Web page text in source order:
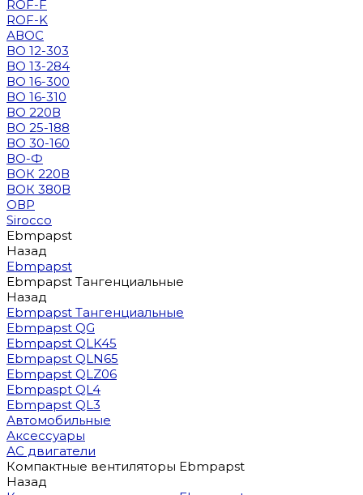
ROF-F
ROF-K
АВОС
ВО 12-303
ВО 13-284
ВО 16-300
ВО 16-310
ВО 220В
ВО 25-188
ВО 30-160
ВО-Ф
ВОК 220В
ВОК 380В
ОВР
Sirocco
Ebmpapst
Назад
Ebmpapst
Ebmpapst Тангенциальные
Назад
Ebmpapst Тангенциальные
Ebmpapst QG
Ebmpapst QLK45
Ebmpapst QLN65
Ebmpapst QLZ06
Ebmpaspt QL4
Ebmpapst QL3
Автомобильные
Аксессуары
АС двигатели
Компактные вентиляторы Ebmpapst
Назад